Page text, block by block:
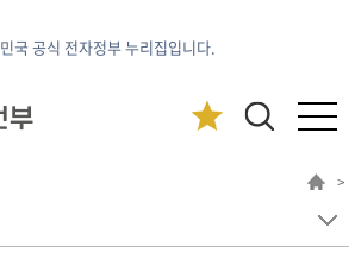
국 공식 전자정부 누리집입니다.
>